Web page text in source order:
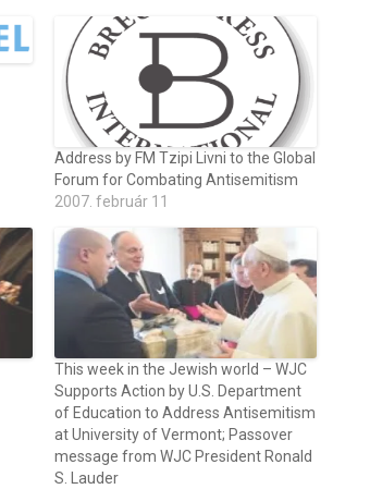
Address by FM Tzipi Livni to the Global
Forum for Combating Antisemitism
2007. február 11
This week in the Jewish world – WJC
Supports Action by U.S. Department
of Education to Address Antisemitism
at University of Vermont; Passover
message from WJC President Ronald
S. Lauder